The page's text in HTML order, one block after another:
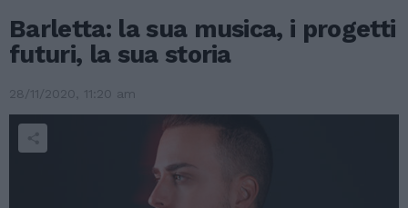
Barletta: la sua musica, i progetti
futuri, la sua storia
28/11/2020, 11:20 am